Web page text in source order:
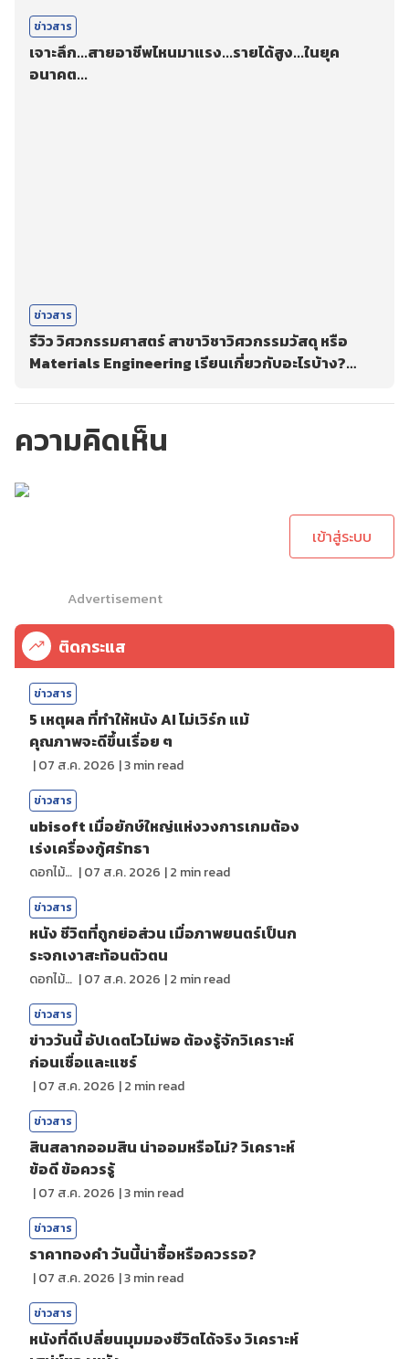
ข่าวสาร
เจาะลึก...สายอาชีพไหนมาแรง...รายได้สูง...ในยุค
อนาคต...
ข่าวสาร
รีวิว วิศวกรรมศาสตร์ สาขาวิชาวิศวกรรมวัสดุ หรือ
Materials Engineering เรียนเกี่ยวกับอะไรบ้าง?
ความคิดเห็น
เข้าสู่ระบบ
Advertisement
ติดกระแส
ข่าวสาร
5 เหตุผล ที่ทำให้หนัง AI ไม่เวิร์ก แม้
คุณภาพจะดีขึ้นเรื่อย ๆ
|07 ส.ค. 2026 |3min read
ข่าวสาร
ubisoft เมื่อยักษ์ใหญ่แห่งวงการเกมต้อง
เร่งเครื่องกู้ศรัทธา
ดอกไม้กับสายน้ำ |07 ส.ค. 2026 |2 min read
ข่าวสาร
หนัง ชีวิตที่ถูกย่อส่วน เมื่อภาพยนตร์เป็นก
ระจกเงาสะท้อนตัวตน
ดอกไม้กับสายน้ำ |07 ส.ค. 2026 |2 min read
ข่าวสาร
ข่าววันนี้ อัปเดตไวไม่พอ ต้องรู้จักวิเคราะห์
ก่อนเชื่อและแชร์
|07 ส.ค. 2026 |2 min read
ข่าวสาร
สินสลากออมสิน น่าออมหรือไม่? วิเคราะห์
ข้อดี ข้อควรรู้
|07 ส.ค. 2026 |3min read
ข่าวสาร
ราคาทองคํา วันนี้น่าซื้อหรือควรรอ?
|07 ส.ค. 2026 |3min read
ข่าวสาร
หนังที่ดีเปลี่ยนมุมมองชีวิตได้จริง วิเคราะห์